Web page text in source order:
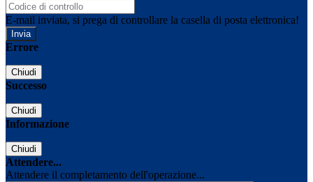
E-mail inviata, si prega di controllare la casella di posta elettronica!
Errore
Chiudi
Successo
Chiudi
Informazione
Chiudi
Attendere...
Attendere il completamento dell'operazione...